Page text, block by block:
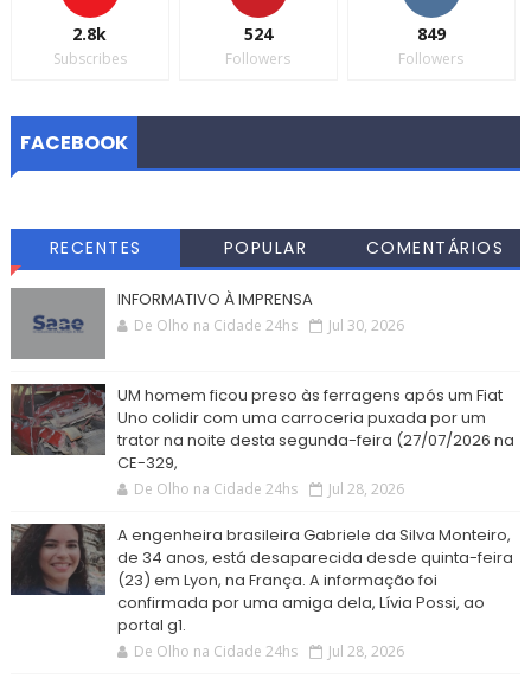
2.8k
Subscribes
524
Followers
849
Followers
FACEBOOK
RECENTES POPULAR COMENTÁRIOS
INFORMATIVO À IMPRENSA
De Olho na Cidade 24hs Jul 30, 2026
UM homem ficou preso às ferragens após um Fiat
Uno colidir com uma carroceria puxada por um
trator na noite desta segunda-feira (27/07/2026 na
CE-329,
De Olho na Cidade 24hs Jul 28, 2026
A engenheira brasileira Gabriele da Silva Monteiro,
de 34 anos, está desaparecida desde quinta-feira
(23) em Lyon, na França. A informação foi
confirmada por uma amiga dela, Lívia Possi, ao
portal g1.
De Olho na Cidade 24hs Jul 28, 2026